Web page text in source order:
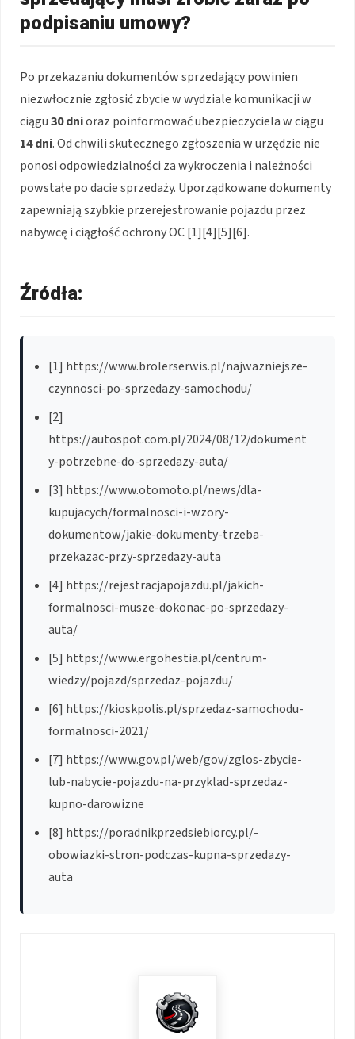
podpisaniu umowy?
Po przekazaniu dokumentów sprzedający powinien
niezwłocznie zgłosić zbycie w wydziale komunikacji w
ciągu30 dnioraz poinformować ubezpieczyciela w ciągu
14 dni. Od chwili skutecznego zgłoszenia w urzędzie nie
ponosi odpowiedzialności za wykroczenia i należności
powstałe po dacie sprzedaży. Uporządkowane dokumenty
zapewniają szybkie przerejestrowanie pojazdu przez
nabywcę i ciągłość ochrony OC [1][4][5][6].
Źródła:
[1] https://www.brolerserwis.pl/najwazniejsze-
czynnosci-po-sprzedazy-samochodu/
[2]
https://autospot.com.pl/2024/08/12/dokument
y-potrzebne-do-sprzedazy-auta/
[3] https://www.otomoto.pl/news/dla-
kupujacych/formalnosci-i-wzory-
dokumentow/jakie-dokumenty-trzeba-
przekazac-przy-sprzedazy-auta
[4] https://rejestracjapojazdu.pl/jakich-
formalnosci-musze-dokonac-po-sprzedazy-
auta/
[5] https://www.ergohestia.pl/centrum-
wiedzy/pojazd/sprzedaz-pojazdu/
[6] https://kioskpolis.pl/sprzedaz-samochodu-
formalnosci-2021/
[7] https://www.gov.pl/web/gov/zglos-zbycie-
lub-nabycie-pojazdu-na-przyklad-sprzedaz-
kupno-darowizne
[8] https://poradnikprzedsiebiorcy.pl/-
obowiazki-stron-podczas-kupna-sprzedazy-
auta